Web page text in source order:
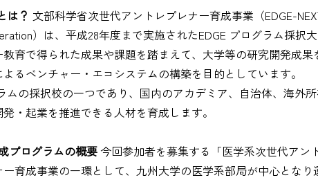
は？ 文部科学省次世代アントレプレナー育成事業（EDGE-
）は、平成28年度まで実施されたEDGE プログラム採択
育で得られた成果や課題を踏まえて、大学等の研究開発成
るベンチャー・エコシステムの構築を目的としています。
ムの採択校の一つであり、国内のアカデミア、自治体、海外
・起業を推進できる人材を育成します。
プログラムの概要 今回参加者を募集する「医学系次世代アン
育成事業の一環として、九州大学の医学系部局が中心となり